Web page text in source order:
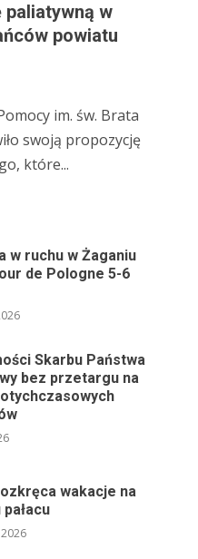
w
powiatu
im. św. Brata
swoją propozycję
które...
w ruchu w Żaganiu
de Pologne 5-6
Skarbu Państwa
bez przetargu na
wakacje na